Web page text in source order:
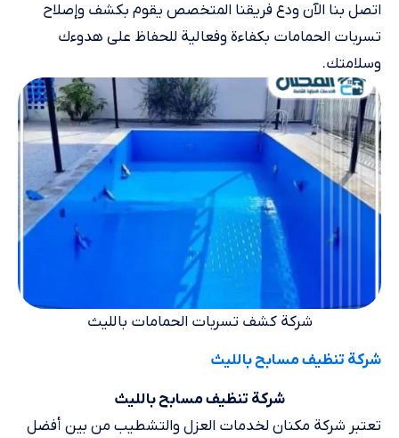
اتصل بنا الآن ودع فريقنا المتخصص يقوم بكشف وإصلاح
تسربات الحمامات بكفاءة وفعالية للحفاظ على هدوءك
وسلامتك.
شركة كشف تسربات الحمامات بالليث
شركة تنظيف مسابح بالليث
شركة تنظيف مسابح بالليث
تعتبر شركة مكنان لخدمات العزل والتشطيب من بين أفضل